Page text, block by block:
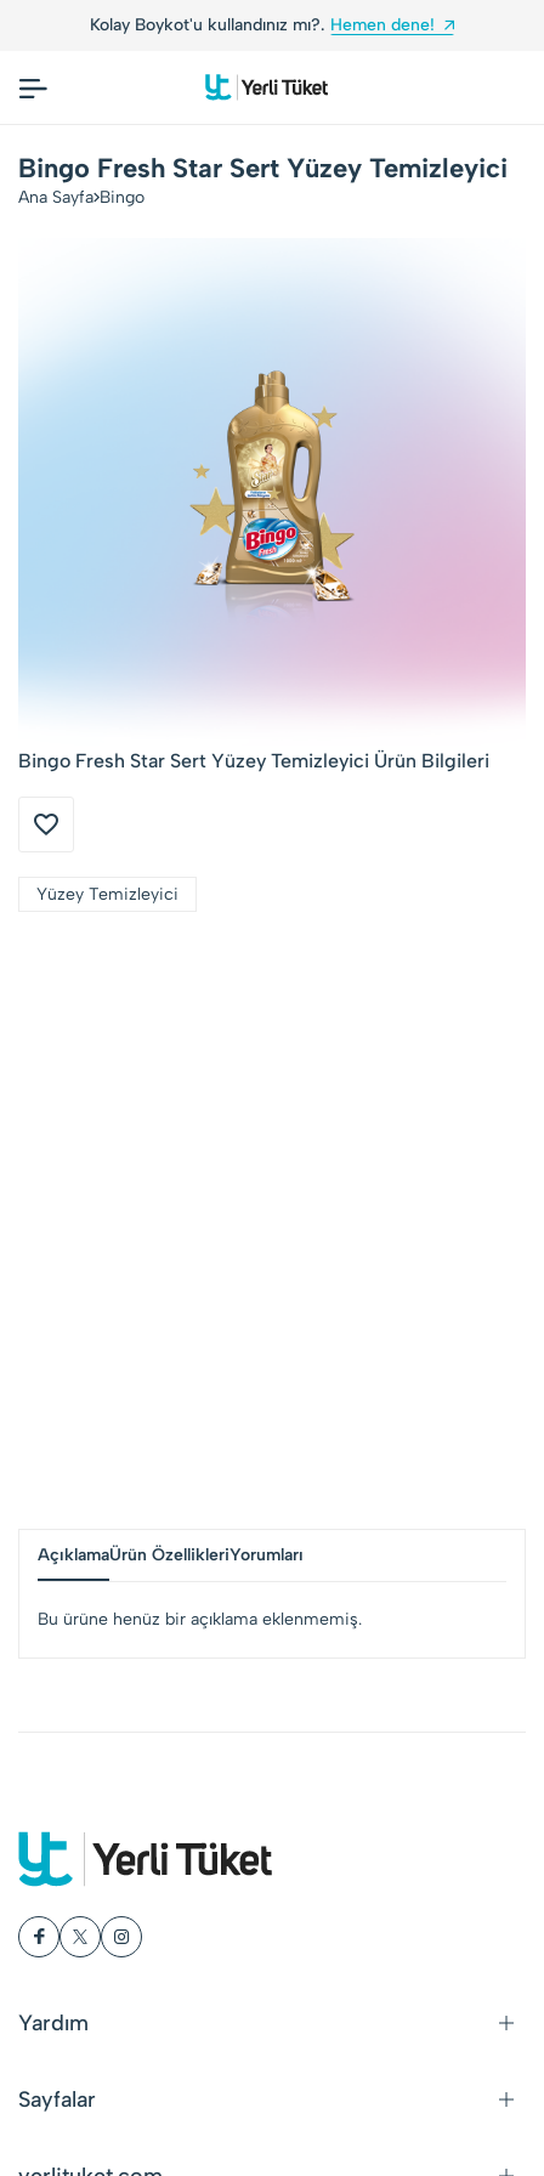
Kolay Boykot'u kullandınız mı?. Hemen dene!
Bingo Fresh Star Sert Yüzey Temizleyici
Ana Sayfa Bingo
Bingo Fresh Star Sert Yüzey Temizleyici Ürün Bilgileri
Yüzey Temizleyici
AçıklamaÜrün ÖzellikleriYorumları
Bu ürüne henüz bir açıklama eklenmemiş.
Yardım
Sayfalar